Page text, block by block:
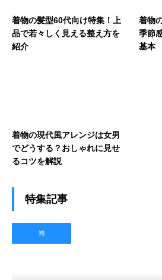
着物の髪型60代向け特集！上
品で若々しく見える整え方を
紹介
着物
季節
基本
着物の現代風アレンジは女男
でどうする？おしゃれに見せ
るコツを解説
特集記事
袴